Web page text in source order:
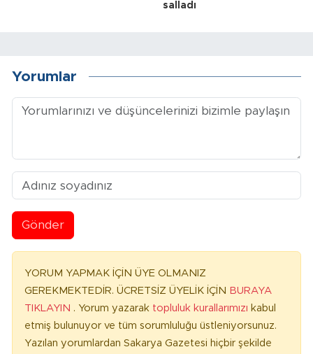
salladı
Yorumlar
Gönder
YORUM YAPMAK İÇİN ÜYE OLMANIZ
GEREKMEKTEDİR. ÜCRETSİZ ÜYELİK İÇİN BURAYA
TIKLAYIN . Yorum yazarak topluluk kurallarımızı kabul
etmiş bulunuyor ve tüm sorumluluğu üstleniyorsunuz.
Yazılan yorumlardan Sakarya Gazetesi hiçbir şekilde